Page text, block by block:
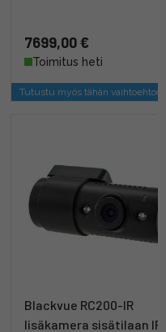
7699,00 €
Toimitus heti
Tutustu myös tähän
Blackvue RC200-IR
lisäkamera sisätilaan